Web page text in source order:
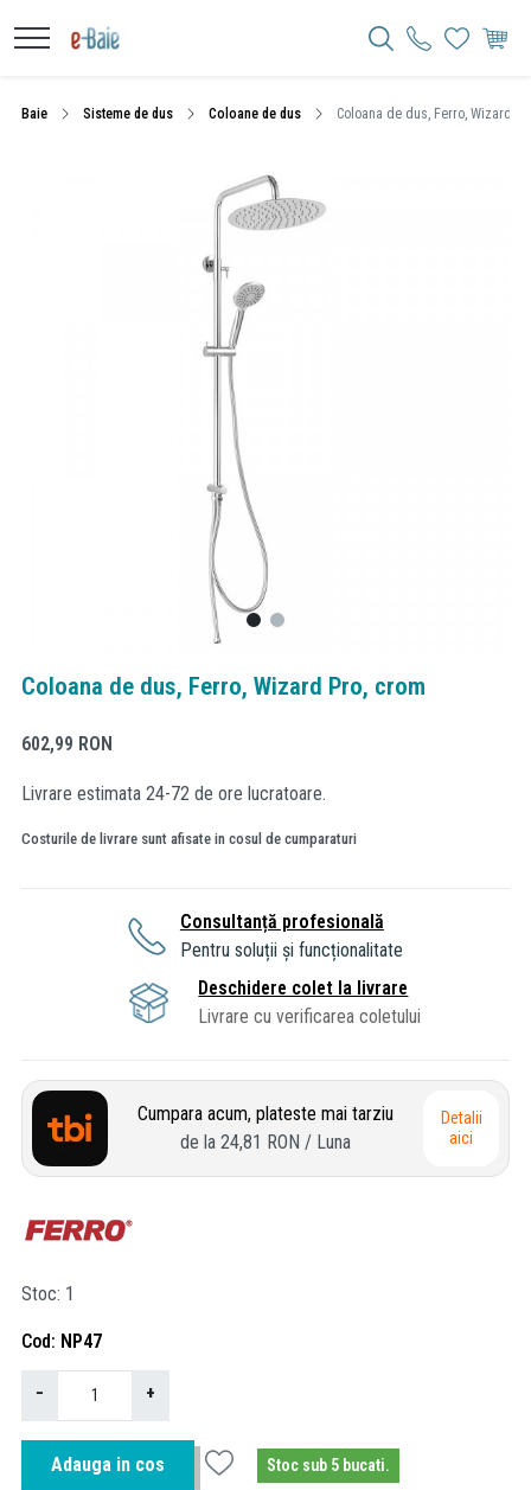
Baie Sisteme de dus Coloane de dus Coloana de dus, Ferro, Wizard
Coloana de dus, Ferro, Wizard Pro, crom
602,99 RON
Livrare estimata 24-72 de ore lucratoare.
Costurile de livrare sunt afisate in cosul de cumparaturi
Consultanță profesională
Pentru soluții și funcționalitate
Deschidere colet la livrare
Livrare cu verificarea coletului
Cumpara acum, plateste mai tarziu
de la 24,81 RON / Luna
Detalii
aici
Stoc 1
Cod NP47
− +
Adauga in cos Stoc sub 5 bucati.